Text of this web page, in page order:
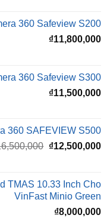
₫16,500,000.
360 Safeview S200
₫11,800,000
360 Safeview S300
₫11,500,000
360 SAFEVIEW S500
Giá
₫16,500,000.
₫12,500,000
TMAS 10.33 Inch Cho
VinFast Minio Green
₫8,000,000